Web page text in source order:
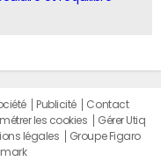
Publicité
Contact
les cookies
Gérer Utiq
légales
Groupe Figaro